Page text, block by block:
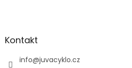
Kontakt
info@juvacyklo.cz